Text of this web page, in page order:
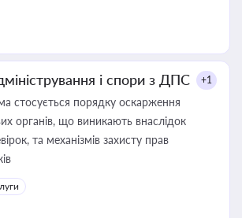
і спори з ДПС +1
стосується порядку оскарження
органів, що виникають внаслідок
та механізмів захисту прав